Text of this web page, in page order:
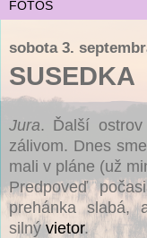
sobota 3.
SUSEDKA
Jura. Ďalší
zálivom. Dnes
mali v pláne (už
Predpoveď
prehánka slabá,
silnývietor.